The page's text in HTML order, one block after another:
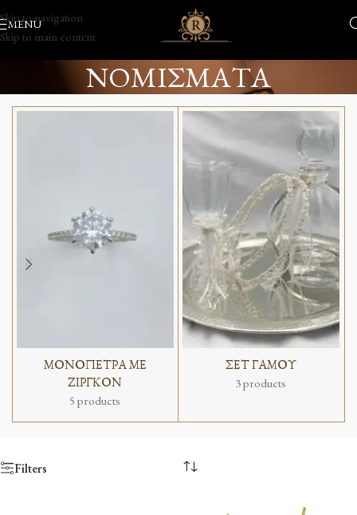
Skip to navigation
Skip to main content
MENU
ΝΟΜΙΣΜΑΤΑ
ΜΟΝΟΠΕΤΡΑ ΜΕ
ΖΙΡΓΚΟΝ
5 products
ΣΕΤ ΓΑΜΟΥ
3 products
Filters